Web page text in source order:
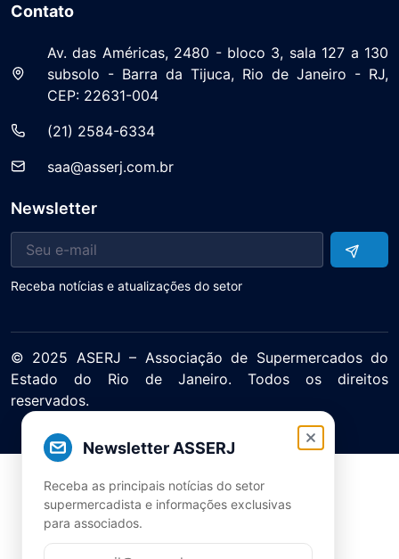
Newsletter ASSERJ
Receba as principais notícias do setor
supermercadista e informações exclusivas
para associados.
Contato
Av. das Américas, 2480 - bloco 3, sala 127 a 130
subsolo - Barra da Tijuca, Rio de Janeiro - RJ,
CEP: 22631-004
(21) 2584-6334
saa@asserj.com.br
Newsletter
Receba notícias e atualizações do setor
© 2025 ASERJ – Associação de Supermercados do
Estado do Rio de Janeiro. Todos os direitos
reservados.
Política de Privacidade Termos de Uso